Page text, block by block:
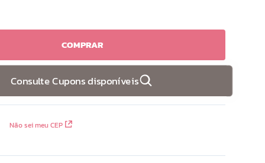
COMPRAR
Consulte Cupons disponíveis
Não sei meu CEP